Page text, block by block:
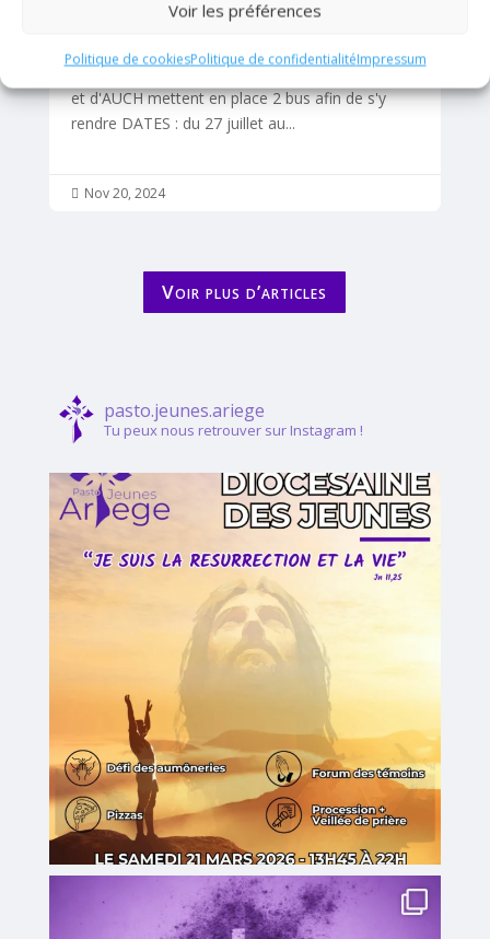
Voir les préférences
Politique de cookiesPolitique de confidentialitéImpressum
ans, et sur toute l'année Un jubilé pour les
jeunes nous est spécialement adressé Pour cela
la pastorale des jeunes du diocèse de PAMIERS
et d'AUCH mettent en place 2 bus afin de s'y
rendre DATES : du 27 juillet au...
 Nov 20, 2024
Voir plus d’articles
pasto.jeunes.ariege
Tu peux nous retrouver sur Instagram !